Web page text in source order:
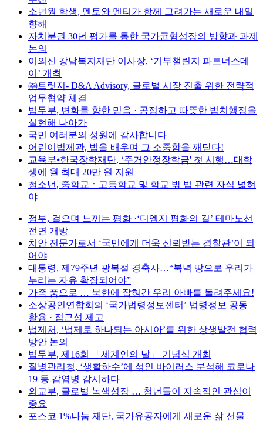
소년원 학생, 멘토와 멘티가 함께 그려가는 새로운 내일
향해
자치분권 30년 평가를 통한 국가균형성장의 방향과 과제
논의
이의신 강남복지재단 이사장, ‘기부챌린지 파트너스데
이’ 개최
㈜트릿지- D&A Advisory, 글로벌 시장 진출 위한 전략적
업무협약 체결
법무부, 변화를 향한 믿음 · 공정하고 따뜻한 법치행정을
실현해 나아가
국민 여러분의 성원에 감사합니다
어린이법제관, 법을 배우며 그 소중함을 깨닫다!
교육부⦁한국장학재단, ‘주거안정장학금' 첫 시행…대학
생에 월 최대 20만 원 지원
청소년, 중학교ㆍ고등학교 및 학교 밖 법 관련 자식 넓혀
야
정부, 걸으며 느끼는 평화 ·‘디엠지 평화의 길’ 테마노선
전면 개방
치안 전문가로서 ‘국민에게 더욱 신뢰받는 경찰관’이 되
어야
대통령, 제79주년 광복절 경축사…“북녁 땅으로 우리가
누리는 자유 확장되어야”
가족 품으로 … 북한에 잡혀간 우리 아빠를 돌려주세요!
소상공인연합회의 ‘국가법령정보센터’ 법령정보 공동
활용 · 접근성 제고
법제처, ‘법제로 하나되는 아시아’를 위한 상생발전 협력
방안 논의
법무부, 제16회 「세계인의 날」 기념식 개최
질병관리청, ‘생활하수’에 섞인 바이러스 분석해 코로나
19 등 감염병 감시하다
외교부, 글로벌 녹색성장 … 청년들이 지속적인 관심이
중요
포스코 1%나눔 재단, 국가유공자에게 새로운 삶 선물